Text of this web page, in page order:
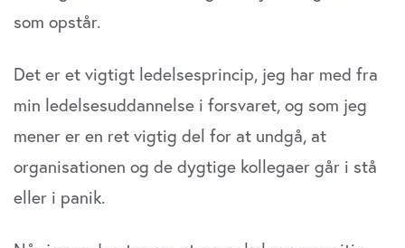
anvende vores hjemmeside.
som opstår.
Det er et vigtigt ledelsesprincip, jeg har med fra
min ledelsesuddannelse i forsvaret, og som jeg
mener er en ret vigtig del for at undgå, at
organisationen og de dygtige kollegaer går i stå
eller i panik.